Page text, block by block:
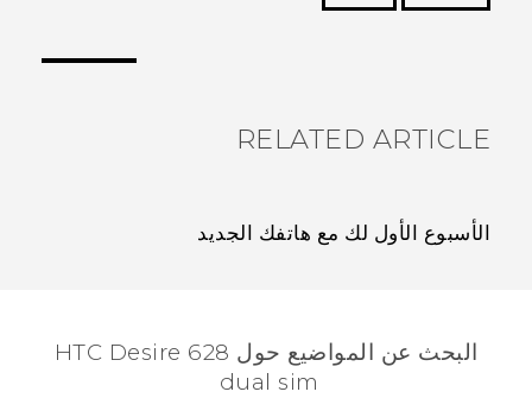
RELATED ARTICLE
الأسبوع الأول لك مع هاتفك الجديد
البحث عن المواضيع حول HTC Desire 628
dual sim